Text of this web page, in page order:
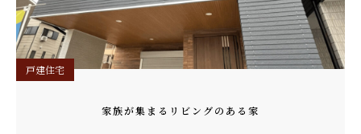
戸建住宅
家族が集まるリビングのある家